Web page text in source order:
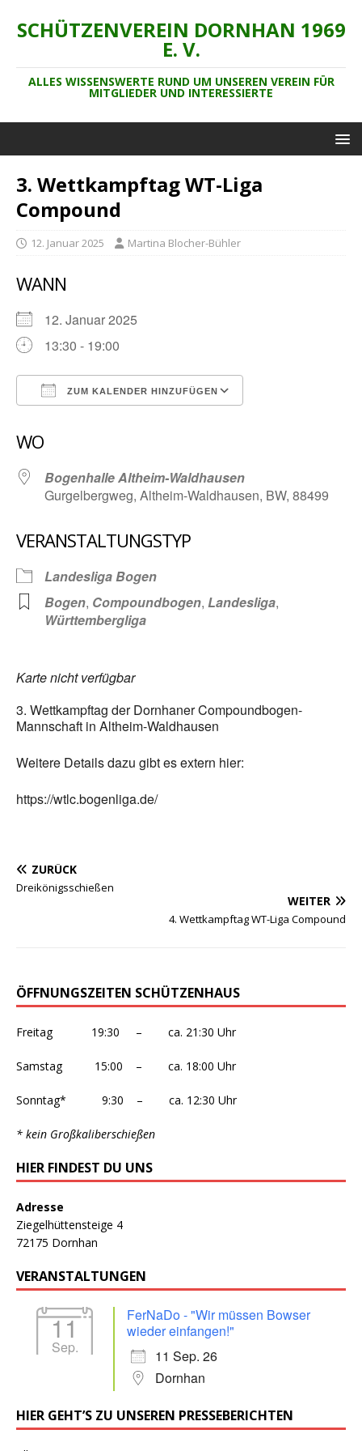
SCHÜTZENVEREIN DORNHAN 1969
E. V.
ALLES WISSENSWERTE RUND UM UNSEREN VEREIN FÜR
MITGLIEDER UND INTERESSIERTE
3. Wettkampftag WT-Liga
Compound
12. Januar 2025 Martina Blocher-Bühler
WANN
12. Januar 2025
13:30 - 19:00
ZUM KALENDER HINZUFÜGEN
WO
Bogenhalle Altheim-Waldhausen
Gurgelbergweg, Altheim-Waldhausen, BW, 88499
VERANSTALTUNGSTYP
Landesliga Bogen
Bogen, Compoundbogen, Landesliga,
Württembergliga
Karte nicht verfügbar
3. Wettkampftag der Dornhaner Compoundbogen-
Mannschaft in Altheim-Waldhausen
Weitere Details dazu gibt es extern hier:
https://wtlc.bogenliga.de/
ZURÜCK
Dreikönigsschießen
WEITER
4. Wettkampftag WT-Liga Compound
ÖFFNUNGSZEITEN SCHÜTZENHAUS
Freitag 19:30 – ca. 21:30 Uhr
Samstag 15:00 – ca. 18:00 Uhr
Sonntag* 9:30 – ca. 12:30 Uhr
* kein Großkaliberschießen
HIER FINDEST DU UNS
Adresse
Ziegelhüttensteige 4
72175 Dornhan
VERANSTALTUNGEN
11
Sep.
FerNaDo - "Wir müssen Bowser
wieder einfangen!"
11 Sep. 26
Dornhan
HIER GEHT’S ZU UNSEREN PRESSEBERICHTEN